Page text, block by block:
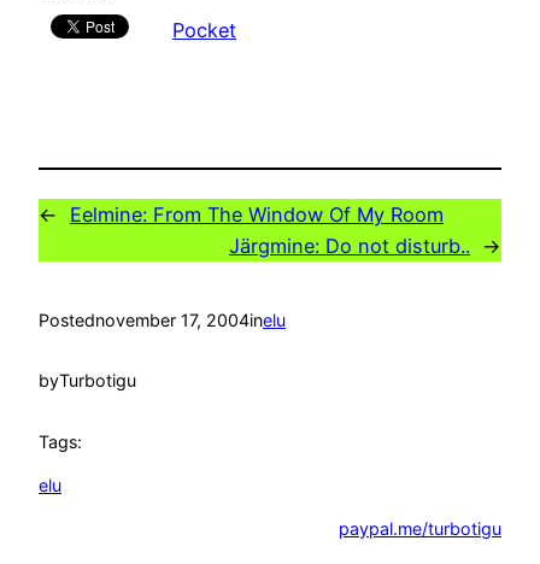
Pocket
← Eelmine: From The Window Of My Room
Järgmine: Do not disturb.. →
Postednovember 17, 2004inelu
byTurbotigu
Tags:
elu
paypal.me/turbotigu